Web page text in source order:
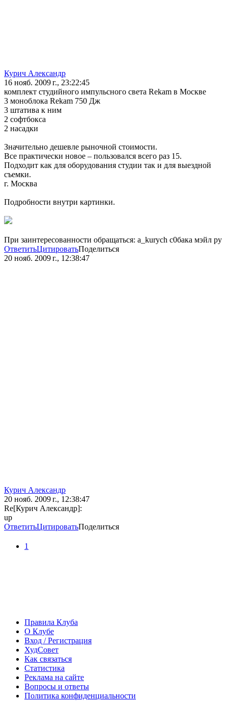
Курич Александр
16 нояб. 2009 г., 23:22:45
комплект студийного импульсного света Rekam в Москве
3 моноблока Rekam 750 Дж
3 штатива к ним
2 софтбокса
2 насадки
Значительно дешевле рыночной стоимости.
Все практически новое – пользовался всего раз 15.
Подходит как для оборудования студии так и для выездной
съемки.
г. Москва
Подробности внутри картинки.
При заинтересованности обращаться: a_kurych c0бака мэйл ру
ОтветитьЦитироватьПоделиться
20 нояб. 2009 г., 12:38:47
Курич Александр
20 нояб. 2009 г., 12:38:47
Re[Курич Александр]:
up
ОтветитьЦитироватьПоделиться
1
Правила Клуба
О Клубе
Вход / Регистрация
ХудСовет
Как связаться
Статистика
Реклама на сайте
Вопросы и ответы
Политика конфиденциальности